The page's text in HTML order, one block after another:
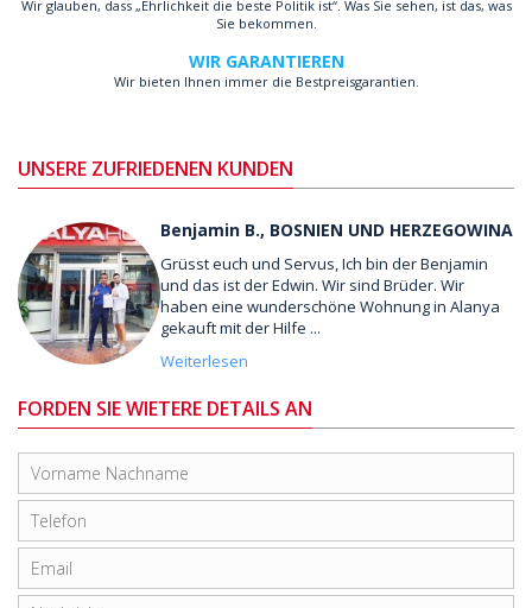
Wir glauben, dass „Ehrlichkeit die beste Politik ist“. Was Sie sehen, ist das, was
Sie bekommen.
WIR GARANTIEREN
Wir bieten Ihnen immer die Bestpreisgarantien.
UNSERE ZUFRIEDENEN KUNDEN
Benjamin B., BOSNIEN UND HERZEGOWINA
Grüsst euch und Servus, Ich bin der Benjamin
und das ist der Edwin. Wir sind Brüder. Wir
haben eine wunderschöne Wohnung in Alanya
gekauft mit der Hilfe ...
Weiterlesen
FORDEN SIE WIETERE DETAILS AN